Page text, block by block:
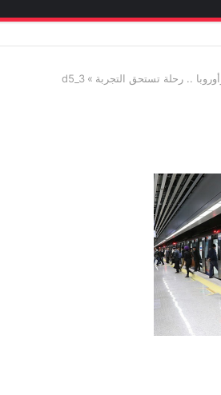
.. رحلة تستحق التجربة »
d5_3